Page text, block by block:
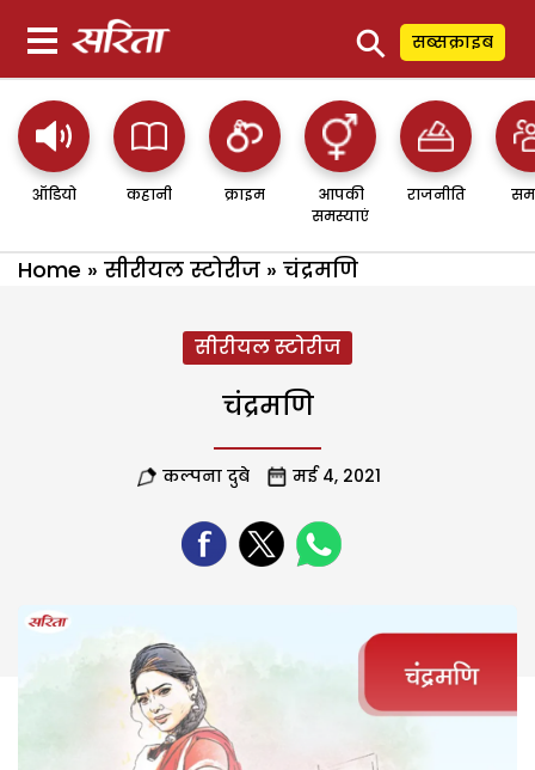
⚲ सब्सक्राइब
ऑडियो कहानी क्राइम
आपकी
समस्याएं
राजनीति
Home » सीरीयल स्टोरीज » चंद्रमणि
सीरीयल स्टोरीज
चंद्रमणि
कल्पना दुबे मई 4, 2021